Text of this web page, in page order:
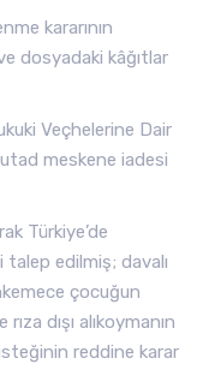
kararının
dosyadaki kâğıtlar
Veçhelerine Dair
meskene iadesi
Türkiye’de
edilmiş; davalı
çocuğun
dışı alıkoymanın
reddine karar